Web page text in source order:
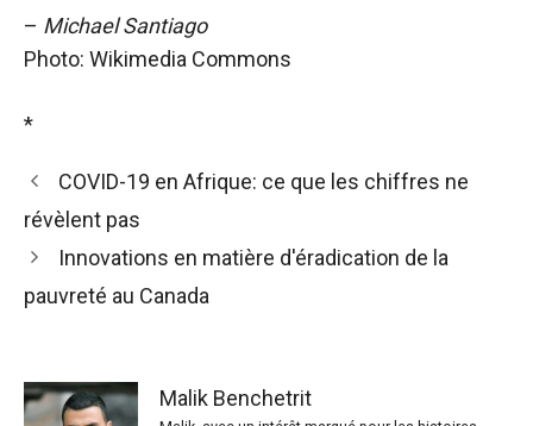
– Michael Santiago
Photo: Wikimedia Commons
*
COVID-19 en Afrique: ce que les chiffres ne
révèlent pas
Innovations en matière d'éradication de la
pauvreté au Canada
Malik Benchetrit